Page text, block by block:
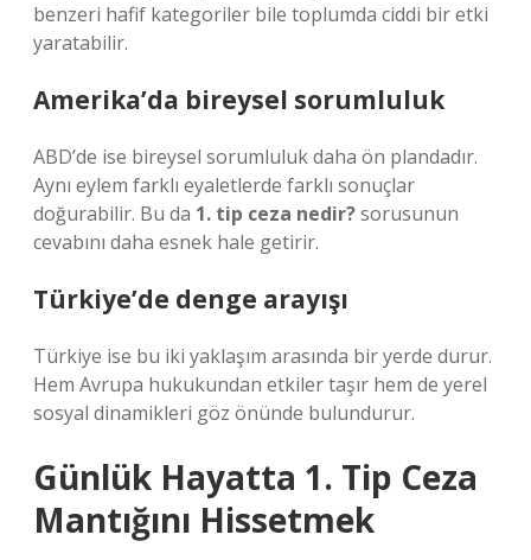
benzeri hafif kategoriler bile toplumda ciddi bir etki
yaratabilir.
Amerika’da bireysel sorumluluk
ABD’de ise bireysel sorumluluk daha ön plandadır.
Aynı eylem farklı eyaletlerde farklı sonuçlar
doğurabilir. Bu da 1. tip ceza nedir?sorusunun
cevabını daha esnek hale getirir.
Türkiye’de denge arayışı
Türkiye ise bu iki yaklaşım arasında bir yerde durur.
Hem Avrupa hukukundan etkiler taşır hem de yerel
sosyal dinamikleri göz önünde bulundurur.
Günlük Hayatta 1. Tip Ceza
Mantığını Hissetmek